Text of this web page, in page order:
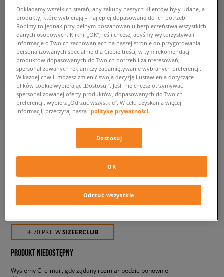
JORDAN T-SHIRT JORDAN
dziecięce, koszulki
✛ 70 PKT. WSIZEERCLUB
PRODUKT NIEDOSTĘPNY
Wyślemy Ci e-mail, gdy żądany rozmiar będzie ponownie
Dokładamy wszelkich starań, aby zakupy naszych Klientów były udane, a
produkty, które wybierają – najlepiej dopasowane do ich potrzeb.
Robimy to jednak przy pełnym poszanowaniu bezpieczeństwa wszystkich
danych osobowych. Kliknij „OK”, jeśli chcesz, abyśmy wykorzystywali
informacje o Twoich zachowaniach na naszej stronie do przygotowania
personalizowanych specjalnie dla Ciebie treści, w tym rekomendacji
produktów dopasowanych do Twoich potrzeb i zainteresowań,
spersonalizowanych reklam czy zapamiętywanie wybranych preferencji.
W każdej chwili możesz zmienić swoją decyzję i ustawienia dotyczące
plików cookie wybierając „Dostosuj”. Jeśli nie chcesz otrzymywać
spersonalizowanej oferty produktów, dopasowanych do Twoich
preferencji, wybierz „Odrzuć wszystkie”. W celu uzyskania więcej
informacji, przeczytaj naszą politykę prywatności.
Dostosuj
Odrzuć wszystkie
OK